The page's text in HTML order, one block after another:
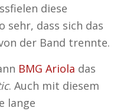
diese
sehr, dass sich das
der Band trennte.
BMG Ariola das
. Auch mit diesem
lange